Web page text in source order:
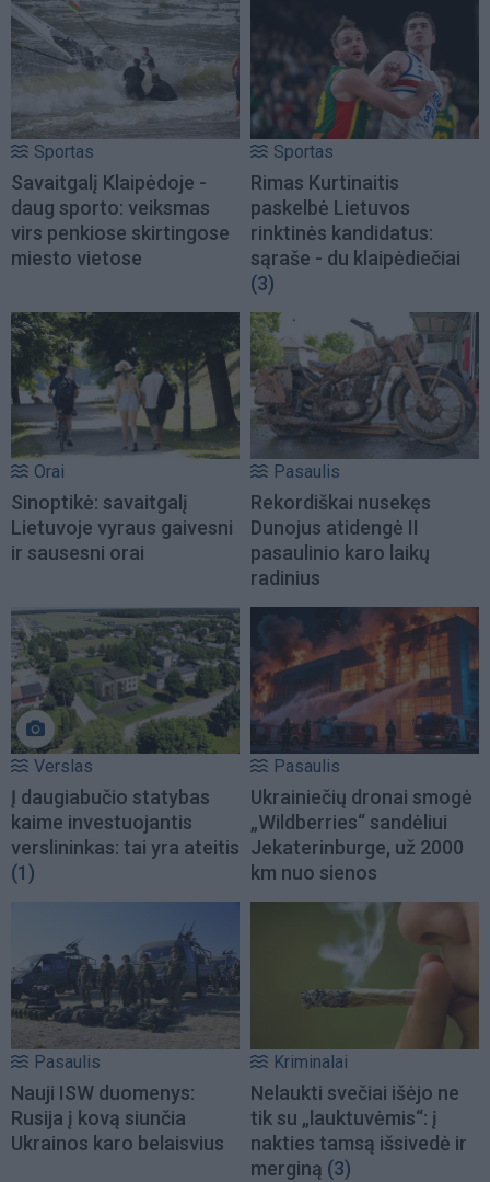
Sportas
Savaitgalį Klaipėdoje -
daug sporto: veiksmas
virs penkiose skirtingose
miesto vietose
Sportas
Rimas Kurtinaitis
paskelbė Lietuvos
rinktinės kandidatus:
sąraše - du klaipėdiečiai
(3)
Orai
Sinoptikė: savaitgalį
Lietuvoje vyraus gaivesni
ir sausesni orai
Pasaulis
Rekordiškai nusekęs
Dunojus atidengė II
pasaulinio karo laikų
radinius
Verslas
Į daugiabučio statybas
kaime investuojantis
verslininkas: tai yra ateitis
(1)
Pasaulis
Ukrainiečių dronai smogė
„Wildberries“ sandėliui
Jekaterinburge, už 2000
km nuo sienos
Pasaulis
Nauji ISW duomenys:
Rusija į kovą siunčia
Ukrainos karo belaisvius
Kriminalai
Nelaukti svečiai išėjo ne
tik su „lauktuvėmis“: į
nakties tamsą išsivedė ir
merginą (3)